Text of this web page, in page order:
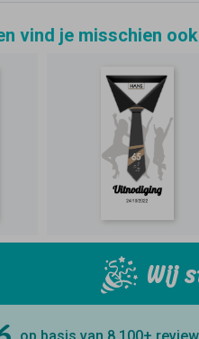
vind je misschien
Wij